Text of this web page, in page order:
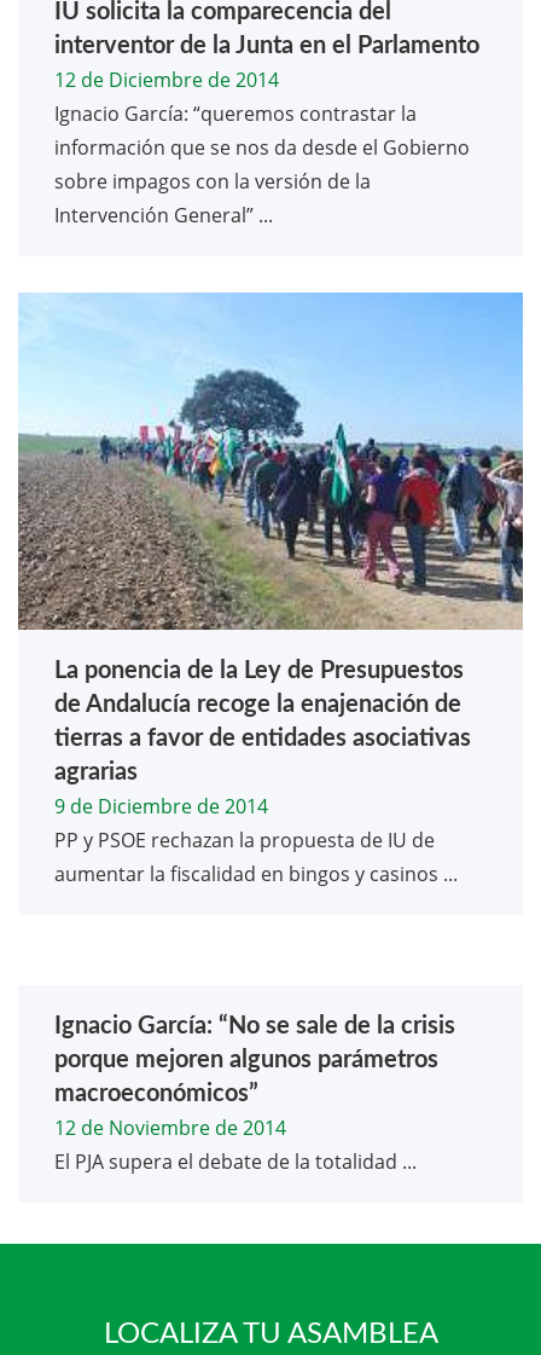
IU solicita la comparecencia del
interventor de la Junta en el Parlamento
12 de Diciembre de 2014
Ignacio García: “queremos contrastar la
información que se nos da desde el Gobierno
sobre impagos con la versión de la
Intervención General” ...
La ponencia de la Ley de Presupuestos
de Andalucía recoge la enajenación de
tierras a favor de entidades asociativas
agrarias
9 de Diciembre de 2014
PP y PSOE rechazan la propuesta de IU de
aumentar la fiscalidad en bingos y casinos ...
Ignacio García: “No se sale de la crisis
porque mejoren algunos parámetros
macroeconómicos”
12 de Noviembre de 2014
El PJA supera el debate de la totalidad ...
LOCALIZA TU ASAMBLEA